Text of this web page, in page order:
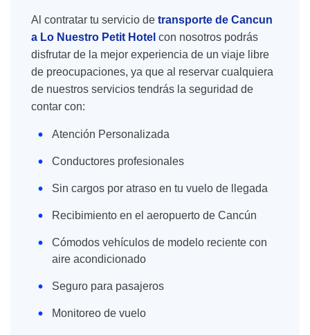
Al contratar tu servicio de transporte de Cancun
a Lo Nuestro Petit Hotel con nosotros podrás
disfrutar de la mejor experiencia de un viaje libre
de preocupaciones, ya que al reservar cualquiera
de nuestros servicios tendrás la seguridad de
contar con:
Atención Personalizada
Conductores profesionales
Sin cargos por atraso en tu vuelo de llegada
Recibimiento en el aeropuerto de Cancún
Cómodos vehículos de modelo reciente con
aire acondicionado
Seguro para pasajeros
Monitoreo de vuelo